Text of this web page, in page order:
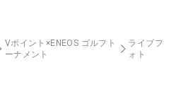
Vポイント×ENEOS ゴルフト
ーナメント
ライブフ
ォト